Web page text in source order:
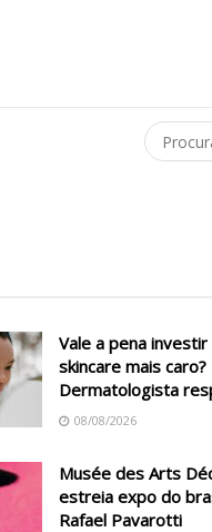
Vale a pena
skincare mais caro?
Dermatologista
08/08/2026
Musée des Arts
estreia expo do
Rafael Pavarotti